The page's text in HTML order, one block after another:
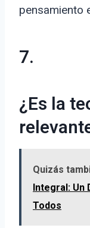
pensamiento
7.
¿Es la
Quizás
Integral: Un
Todos